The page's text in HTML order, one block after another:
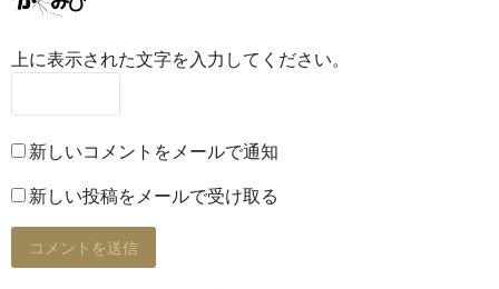
上に表示された文字を入力してください。
新しいコメントをメールで通知
新しい投稿をメールで受け取る